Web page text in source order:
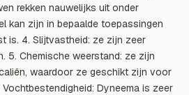
rekken nauwelijks uit onder
kan zijn in bepaalde toepassingen
is. 4. Slijtvastheid: ze zijn zeer
5. Chemische weerstand: ze zijn
waardoor ze geschikt zijn voor
Dyneema is zeer